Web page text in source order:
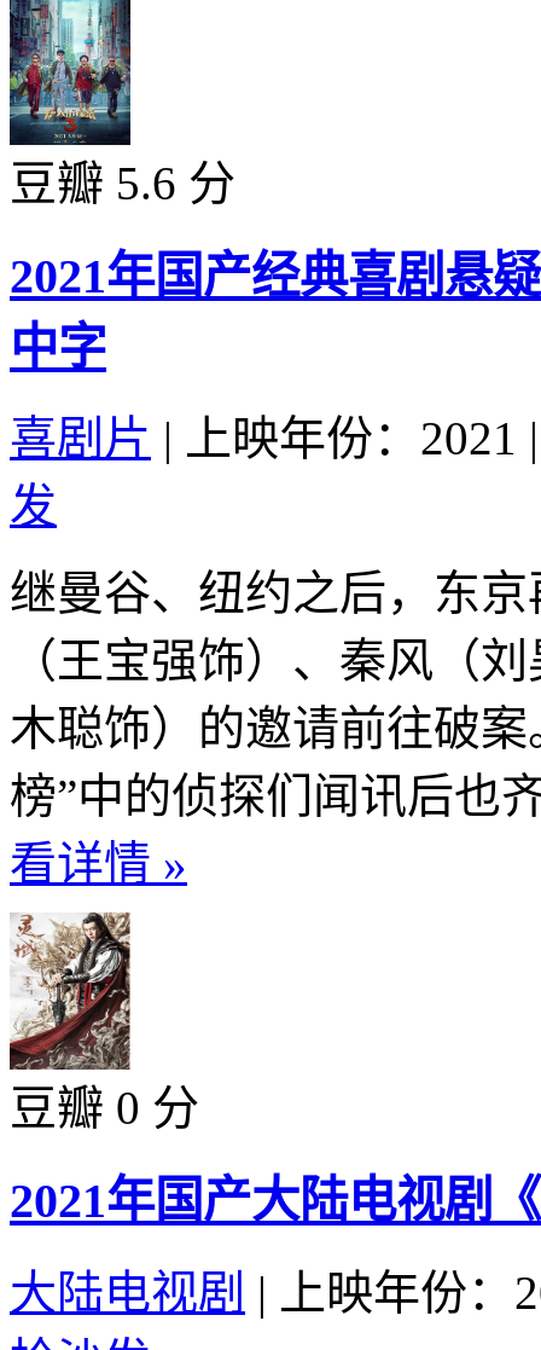
豆瓣 5.6 分
2021年国产经典喜剧悬
中字
喜剧片 | 上映年份：2021 |
发
继曼谷、纽约之后，东
（王宝强饰）、秦风（
木聪饰）的邀请前往破
榜”中的侦探们闻讯后也
看详情 »
豆瓣 0 分
2021年国产大陆电视剧
大陆电视剧 |
上映年份：